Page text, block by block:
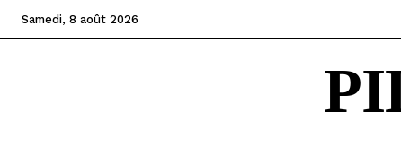
Samedi, 8 août 2026